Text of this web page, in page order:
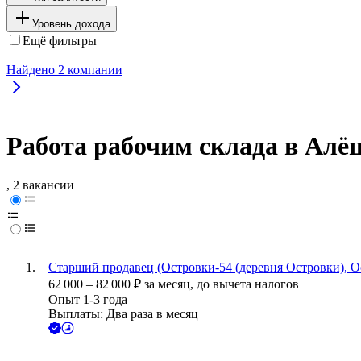
Уровень дохода
Ещё фильтры
Найдено 2 компании
Работа рабочим склада в
, 2 вакансии
Старший продавец (Островки-54 (деревня Островки),
62 000 – 82 000 ₽ за месяц, до вычета налогов
Опыт 1-3 года
Выплаты: Два раза в месяц